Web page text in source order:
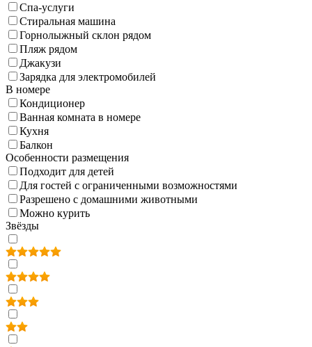
Спа-услуги
Стиральная машина
Горнолыжный склон рядом
Пляж рядом
Джакузи
Зарядка для электромобилей
В номере
Кондиционер
Ванная комната в номере
Кухня
Балкон
Особенности размещения
Подходит для детей
Для гостей с ограниченными возможностями
Разрешено с домашними животными
Можно курить
Звёзды